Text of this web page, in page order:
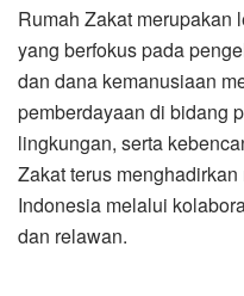
Rumah Zakat merupakan
yang berfokus pada
dan dana kemanusiaan
pemberdayaan di bidang
lingkungan, serta
Zakat terus
Indonesia melalui
dan relawan.